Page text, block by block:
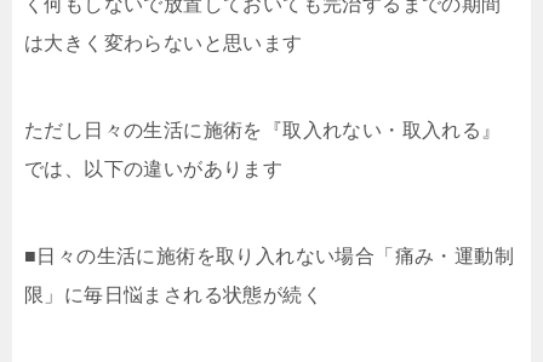
は大きく変わらないと思います
ただし日々の生活に施術を『取入れない・取入れる』
では、以下の違いがあります
■日々の生活に施術を取り入れない場合「痛み・運動制
限」に毎日悩まされる状態が続く